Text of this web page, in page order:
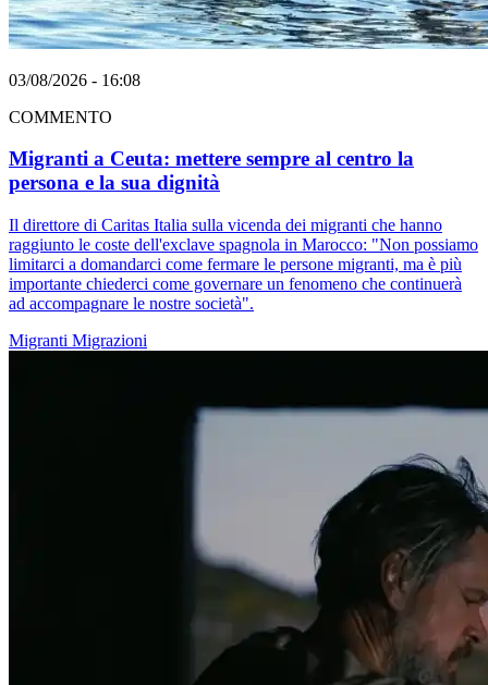
03/08/2026 - 16:08
COMMENTO
Migranti a Ceuta: mettere sempre al centro la
persona e la sua dignità
Il direttore di Caritas Italia sulla vicenda dei migranti che hanno
raggiunto le coste dell'exclave spagnola in Marocco: "Non possiamo
limitarci a domandarci come fermare le persone migranti, ma è più
importante chiederci come governare un fenomeno che continuerà
ad accompagnare le nostre società".
Migranti Migrazioni